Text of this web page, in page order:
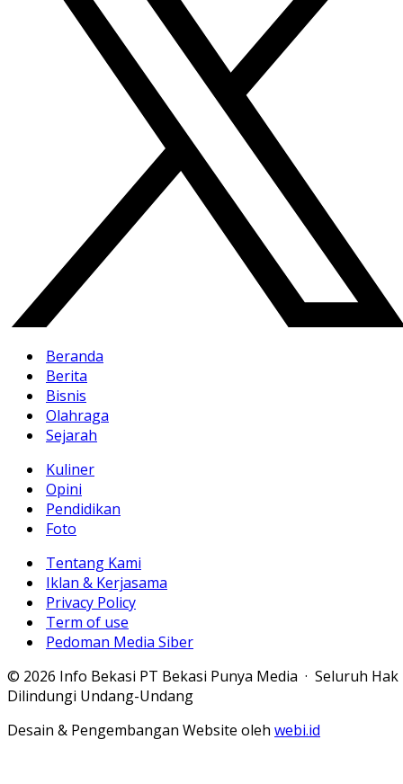
Beranda
Berita
Bisnis
Olahraga
Sejarah
Kuliner
Opini
Pendidikan
Foto
Tentang Kami
Iklan & Kerjasama
Privacy Policy
Term of use
Pedoman Media Siber
© 2026 Info Bekasi PT Bekasi Punya Media · Seluruh Hak
Dilindungi Undang-Undang
Desain & Pengembangan Website oleh webi.id